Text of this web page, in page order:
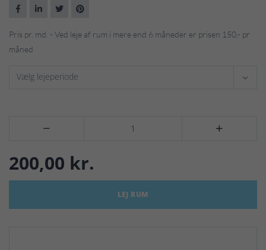
Pris pr. md. - Ved leje af rum i mere end 6 måneder er prisen 150,- pr
måned
Vælg lejeperiode
 
200,00 kr.
LEJ RUM